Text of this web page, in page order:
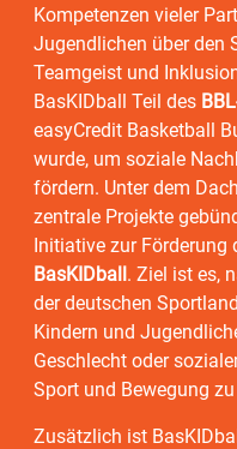
Kompetenzen vieler
Jugendlichen über den
Teamgeist und
BasKIDball Teil des
easyCredit Basketball
wurde, um soziale
fördern. Unter dem
zentrale Projekte
Initiative zur Förderung
BasKIDball . Ziel ist es,
der deutschen
Kindern und
Geschlecht oder
Sport und Bewegung
Zusätzlich ist